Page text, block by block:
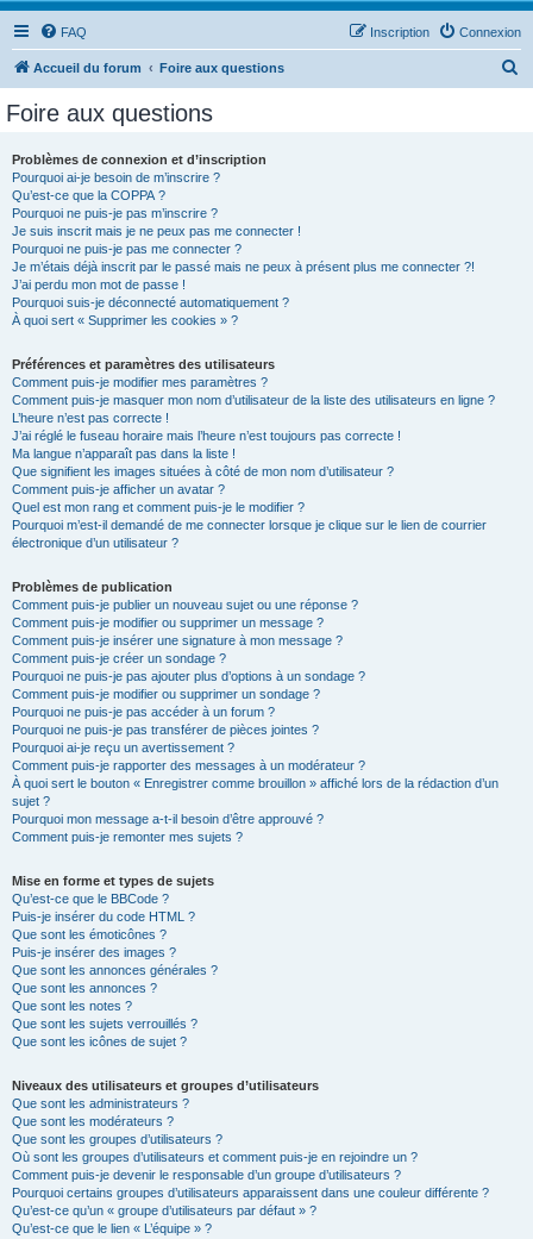
FAQ Connexion
Inscription
Accueil du forum Foire aux questions
Foire aux questions
Problèmes de connexion et d’inscription
Pourquoi ai-je besoin de m’inscrire ?
Qu’est-ce que la COPPA ?
Pourquoi ne puis-je pas m’inscrire ?
Je suis inscrit mais je ne peux pas me connecter !
Pourquoi ne puis-je pas me connecter ?
Je m’étais déjà inscrit par le passé mais ne peux à présent plus me connecter ?!
J’ai perdu mon mot de passe !
Pourquoi suis-je déconnecté automatiquement ?
À quoi sert « Supprimer les cookies » ?
Préférences et paramètres des utilisateurs
Comment puis-je modifier mes paramètres ?
Comment puis-je masquer mon nom d’utilisateur de la liste des utilisateurs en ligne ?
L’heure n’est pas correcte !
J’ai réglé le fuseau horaire mais l’heure n’est toujours pas correcte !
Ma langue n’apparaît pas dans la liste !
Que signifient les images situées à côté de mon nom d’utilisateur ?
Comment puis-je afficher un avatar ?
Quel est mon rang et comment puis-je le modifier ?
Pourquoi m’est-il demandé de me connecter lorsque je clique sur le lien de courrier
électronique d’un utilisateur ?
Problèmes de publication
Comment puis-je publier un nouveau sujet ou une réponse ?
Comment puis-je modifier ou supprimer un message ?
Comment puis-je insérer une signature à mon message ?
Comment puis-je créer un sondage ?
Pourquoi ne puis-je pas ajouter plus d’options à un sondage ?
Comment puis-je modifier ou supprimer un sondage ?
Pourquoi ne puis-je pas accéder à un forum ?
Pourquoi ne puis-je pas transférer de pièces jointes ?
Pourquoi ai-je reçu un avertissement ?
Comment puis-je rapporter des messages à un modérateur ?
À quoi sert le bouton « Enregistrer comme brouillon » affiché lors de la rédaction d’un
sujet ?
Pourquoi mon message a-t-il besoin d’être approuvé ?
Comment puis-je remonter mes sujets ?
Mise en forme et types de sujets
Qu’est-ce que le BBCode ?
Puis-je insérer du code HTML ?
Que sont les émoticônes ?
Puis-je insérer des images ?
Que sont les annonces générales ?
Que sont les annonces ?
Que sont les notes ?
Que sont les sujets verrouillés ?
Que sont les icônes de sujet ?
Niveaux des utilisateurs et groupes d’utilisateurs
Que sont les administrateurs ?
Que sont les modérateurs ?
Que sont les groupes d’utilisateurs ?
Où sont les groupes d’utilisateurs et comment puis-je en rejoindre un ?
Comment puis-je devenir le responsable d’un groupe d’utilisateurs ?
Pourquoi certains groupes d’utilisateurs apparaissent dans une couleur différente ?
Qu’est-ce qu’un « groupe d’utilisateurs par défaut » ?
Qu’est-ce que le lien « L’équipe » ?